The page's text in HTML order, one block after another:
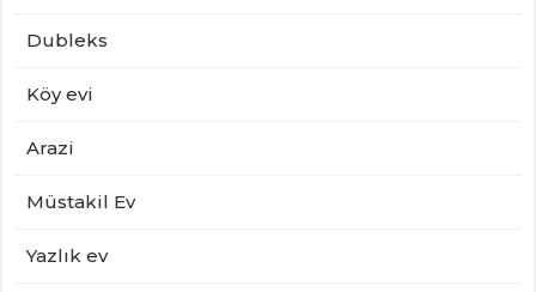
Dubleks
Köy evi
Arazi
Müstakil Ev
Yazlık ev